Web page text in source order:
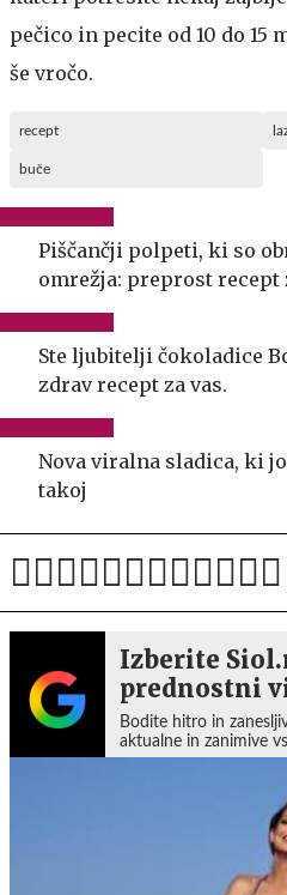
pečico in pecite od 10 do 15
še vročo.
recept
buče
Piščančji polpeti, ki so
omrežja: preprost
Ste ljubitelji čokoladice
zdrav recept za vas.
Nova viralna sladica, ki
takoj
Izberite
prednostni
Bodite hitro in
aktualne in zanimive